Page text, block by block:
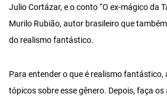
Julio Cortázar, e o conto “O ex-mágico da
Murilo Rubião, autor brasileiro que
do realismo fantástico.
Para entender o que é realismo fantástico,
tópicos sobre esse gênero. Depois, faça